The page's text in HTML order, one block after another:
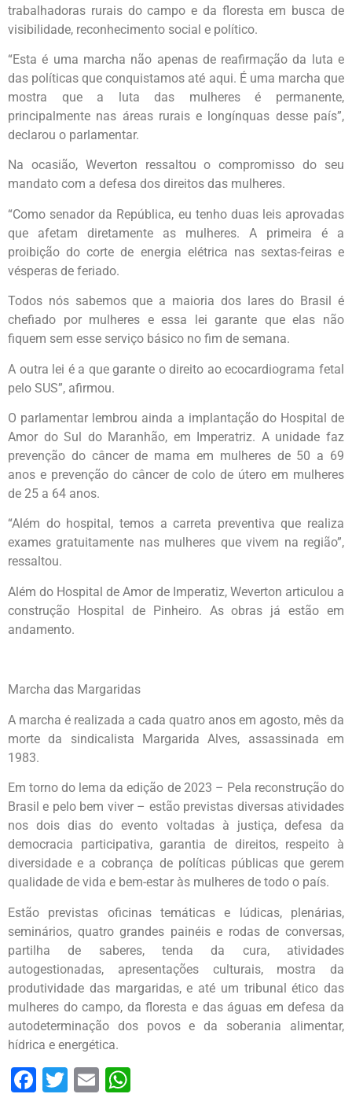
trabalhadoras rurais do campo e da floresta em busca de
visibilidade, reconhecimento social e político.
“Esta é uma marcha não apenas de reafirmação da luta e
das políticas que conquistamos até aqui. É uma marcha que
mostra que a luta das mulheres é permanente,
principalmente nas áreas rurais e longínquas desse país”,
declarou o parlamentar.
Na ocasião, Weverton ressaltou o compromisso do seu
mandato com a defesa dos direitos das mulheres.
“Como senador da República, eu tenho duas leis aprovadas
que afetam diretamente as mulheres. A primeira é a
proibição do corte de energia elétrica nas sextas-feiras e
vésperas de feriado.
Todos nós sabemos que a maioria dos lares do Brasil é
chefiado por mulheres e essa lei garante que elas não
fiquem sem esse serviço básico no fim de semana.
A outra lei é a que garante o direito ao ecocardiograma fetal
pelo SUS”, afirmou.
O parlamentar lembrou ainda a implantação do Hospital de
Amor do Sul do Maranhão, em Imperatriz. A unidade faz
prevenção do câncer de mama em mulheres de 50 a 69
anos e prevenção do câncer de colo de útero em mulheres
de 25 a 64 anos.
“Além do hospital, temos a carreta preventiva que realiza
exames gratuitamente nas mulheres que vivem na região”,
ressaltou.
Além do Hospital de Amor de Imperatiz, Weverton articulou a
construção Hospital de Pinheiro. As obras já estão em
andamento.
Marcha das Margaridas
A marcha é realizada a cada quatro anos em agosto, mês da
morte da sindicalista Margarida Alves, assassinada em
1983.
Em torno do lema da edição de 2023 – Pela reconstrução do
Brasil e pelo bem viver – estão previstas diversas atividades
nos dois dias do evento voltadas à justiça, defesa da
democracia participativa, garantia de direitos, respeito à
diversidade e a cobrança de políticas públicas que gerem
qualidade de vida e bem-estar às mulheres de todo o país.
Estão previstas oficinas temáticas e lúdicas, plenárias,
seminários, quatro grandes painéis e rodas de conversas,
partilha de saberes, tenda da cura, atividades
autogestionadas, apresentações culturais, mostra da
produtividade das margaridas, e até um tribunal ético das
mulheres do campo, da floresta e das águas em defesa da
autodeterminação dos povos e da soberania alimentar,
hídrica e energética.
Facebook
Twitter
Email